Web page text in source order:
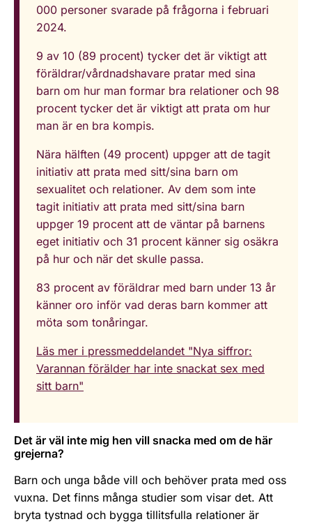
000 personer svarade på frågorna i februari
2024.
9 av 10 (89 procent) tycker det är viktigt att
föräldrar/vårdnadshavare pratar med sina
barn om hur man formar bra relationer och 98
procent tycker det är viktigt att prata om hur
man är en bra kompis.
Nära hälften (49 procent) uppger att de tagit
initiativ att prata med sitt/sina barn om
sexualitet och relationer. Av dem som inte
tagit initiativ att prata med sitt/sina barn
uppger 19 procent att de väntar på barnens
eget initiativ och 31 procent känner sig osäkra
på hur och när det skulle passa.
83 procent av föräldrar med barn under 13 år
känner oro inför vad deras barn kommer att
möta som tonåringar.
Läs mer i pressmeddelandet "Nya siffror:
Varannan förälder har inte snackat sex med
sitt barn"
Det är väl inte mig hen vill snacka med om de här
grejerna?
Barn och unga både vill och behöver prata med oss
vuxna. Det finns många studier som visar det. Att
bryta tystnad och bygga tillitsfulla relationer är